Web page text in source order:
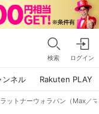
検索 ログイン
ンネル Rakuten PLAY
ットナーウォラパン（Max／